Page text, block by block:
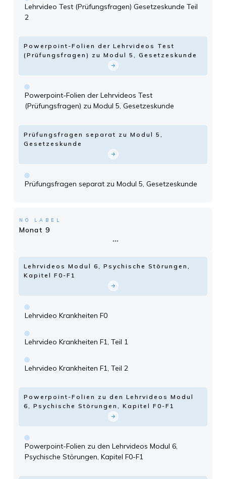
Lehrvideo Test (Prüfungsfragen) Gesetzeskunde Teil
2
Powerpoint-Folien der Lehrvideos Test
(Prüfungsfragen) zu Modul 5, Gesetzeskunde
Powerpoint-Folien der Lehrvideos Test
(Prüfungsfragen) zu Modul 5, Gesetzeskunde
Prüfungsfragen separat zu Modul 5,
Gesetzeskunde
Prüfungsfragen separat zu Modul 5, Gesetzeskunde
NO LABEL
Monat 9
Lehrvideos Modul 6, Psychische Störungen,
Kapitel F0-F1
Lehrvideo Krankheiten F0
Lehrvideo Krankheiten F1, Teil 1
Lehrvideo Krankheiten F1, Teil 2
Powerpoint-Folien zu den Lehrvideos Modul
6, Psychische Störungen, Kapitel F0-F1
Powerpoint-Folien zu den Lehrvideos Modul 6,
Psychische Störungen, Kapitel F0-F1